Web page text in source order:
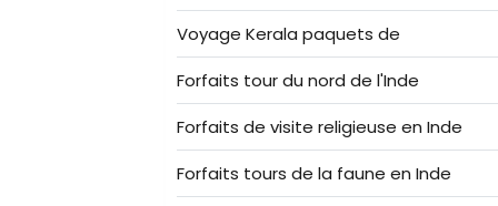
Voyage Kerala paquets de
Forfaits tour du nord de l'Inde
Forfaits de visite religieuse en Inde
Forfaits tours de la faune en Inde